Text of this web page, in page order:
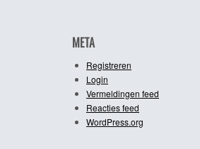
META
Registreren
Login
Vermeldingen feed
Reacties feed
WordPress.org